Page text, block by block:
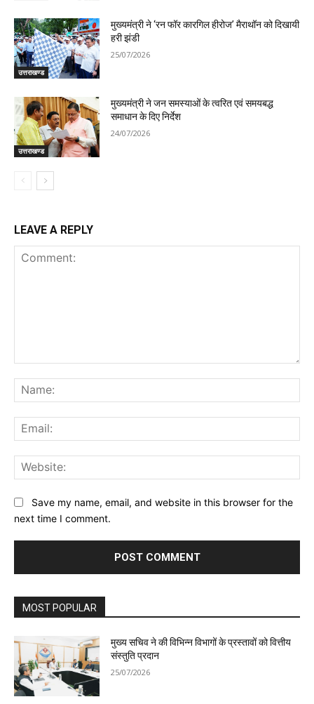
उत्तराखण्ड
मुख्यमंत्री ने ‘रन फॉर कारगिल हीरोज’ मैराथॉन को दिखायी
हरी झंडी
25/07/2026
उत्तराखण्ड
मुख्यमंत्री ने जन समस्याओं के त्वरित एवं समयबद्ध
समाधान के दिए निर्देश
24/07/2026
LEAVE A REPLY
Save my name, email, and website in this browser for the
next time I comment.
MOST POPULAR
मुख्य सचिव ने की विभिन्न विभागों के प्रस्तावों को वित्तीय
संस्तुति प्रदान
25/07/2026